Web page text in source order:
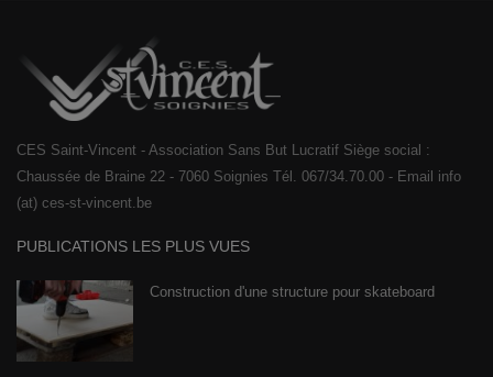
CES Saint-Vincent - Association Sans But Lucratif Siège social :
Chaussée de Braine 22 - 7060 Soignies Tél. 067/34.70.00 - Email info
(at) ces-st-vincent.be
PUBLICATIONS LES PLUS VUES
Construction d'une structure pour skateboard